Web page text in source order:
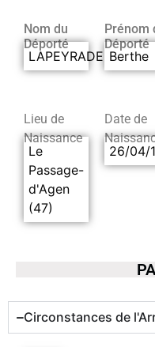
Nom du
Déporté
LAPEYRADE
Prénom
Déporté
Berthe
Lieu de
Naissance
Le
Passage-
d'Agen
(47)
Date de
26/04/
Circonstances de